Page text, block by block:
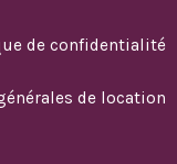
de confidentialité
de location